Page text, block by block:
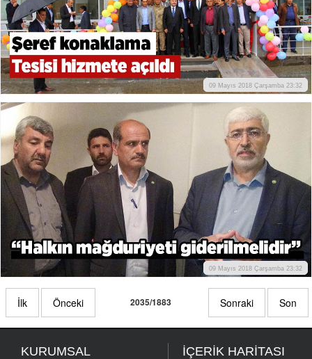
09 Mayıs 2018 Çarşamba 23:32
09 Mayıs 2018 Çarşamba 23:32
İlk Önceki 2035/1883 Sonraki Son
KURUMSAL İÇERİK HARİTASI